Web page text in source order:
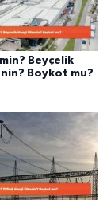
Beyçelik
Boykot mu?